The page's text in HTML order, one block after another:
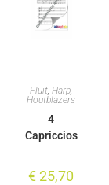
Fluit,Harp,
Houtblazers
4
Capriccios
€25,70